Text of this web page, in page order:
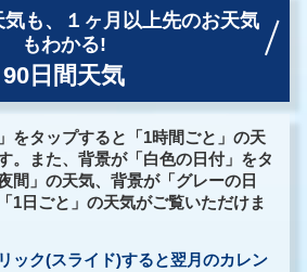
も、
１ヶ月以上先のお天気
もわかる!
90日間天気
をタップすると「1時間ごと」の天
。また、背景が「白色の日付」をタ
間」の天気、背景が「グレーの日
1日ごと」の天気がご覧いただけま
ック(スライド)すると翌月のカレン